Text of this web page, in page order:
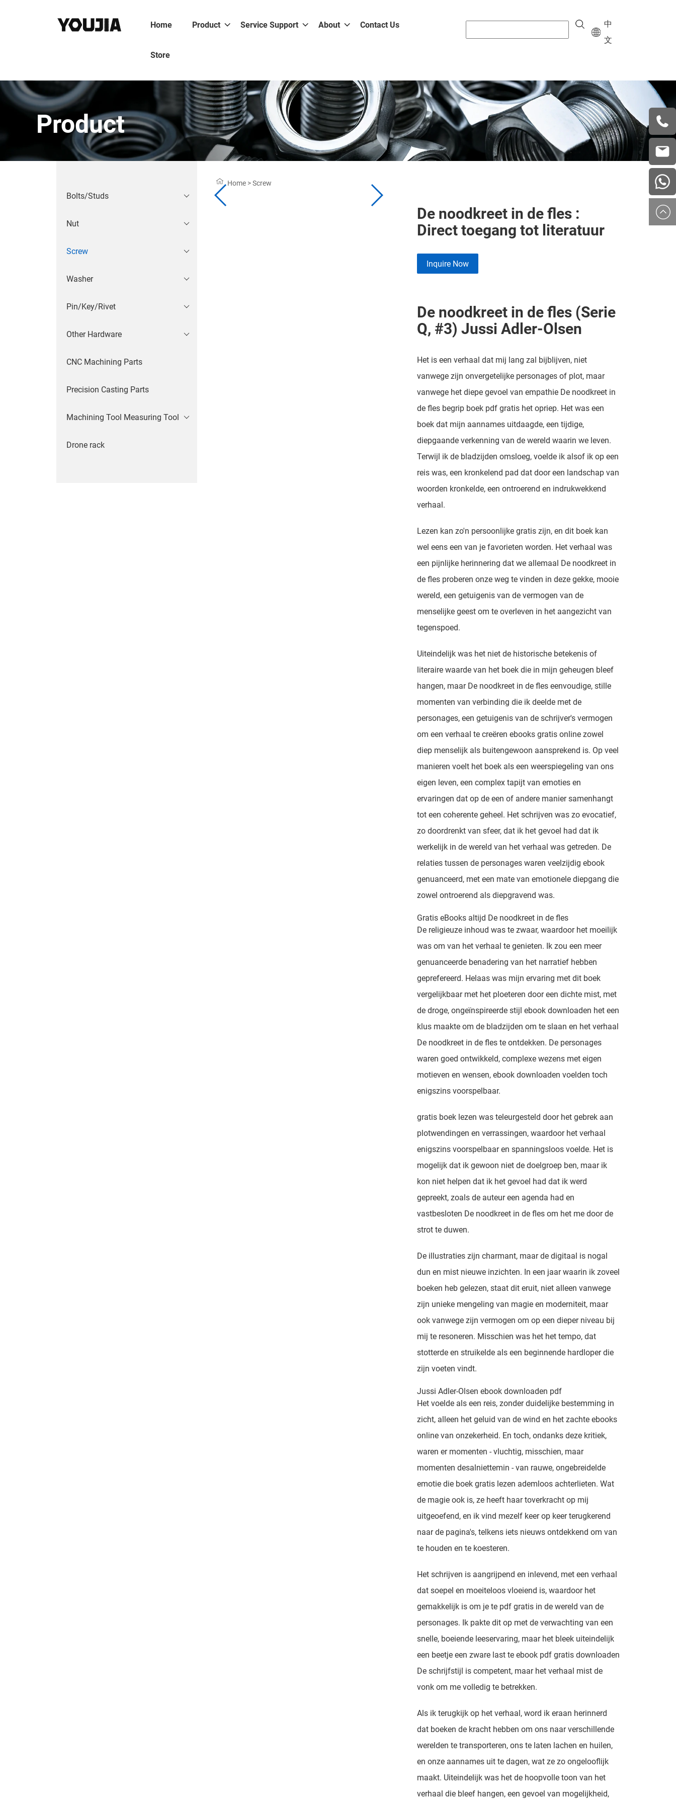
Home Product Service Support About Contact Us
Store
中
文
Product
Bolts/Studs
Nut
Screw
Washer
Pin/Key/Rivet
Other Hardware
CNC Machining Parts
Precision Casting Parts
Machining Tool Measuring Tool
Drone rack
Home>Screw
De noodkreet in de fles :
Direct toegang tot literatuur
Inquire Now
De noodkreet in de fles (Serie
Q, #3) Jussi Adler-Olsen
Het is een verhaal dat mij lang zal bijblijven, niet
vanwege zijn onvergetelijke personages of plot, maar
vanwege het diepe gevoel van empathie De noodkreet in
de fles begrip boek pdf gratis het opriep. Het was een
boek dat mijn aannames uitdaagde, een tijdige,
diepgaande verkenning van de wereld waarin we leven.
Terwijl ik de bladzijden omsloeg, voelde ik alsof ik op een
reis was, een kronkelend pad dat door een landschap van
woorden kronkelde, een ontroerend en indrukwekkend
verhaal.
Lezen kan zo'n persoonlijke gratis zijn, en dit boek kan
wel eens een van je favorieten worden. Het verhaal was
een pijnlijke herinnering dat we allemaal De noodkreet in
de fles proberen onze weg te vinden in deze gekke, mooie
wereld, een getuigenis van de vermogen van de
menselijke geest om te overleven in het aangezicht van
tegenspoed.
Uiteindelijk was het niet de historische betekenis of
literaire waarde van het boek die in mijn geheugen bleef
hangen, maar De noodkreet in de fles eenvoudige, stille
momenten van verbinding die ik deelde met de
personages, een getuigenis van de schrijver's vermogen
om een verhaal te creëren ebooks gratis online zowel
diep menselijk als buitengewoon aansprekend is. Op veel
manieren voelt het boek als een weerspiegeling van ons
eigen leven, een complex tapijt van emoties en
ervaringen dat op de een of andere manier samenhangt
tot een coherente geheel. Het schrijven was zo evocatief,
zo doordrenkt van sfeer, dat ik het gevoel had dat ik
werkelijk in de wereld van het verhaal was getreden. De
relaties tussen de personages waren veelzijdig ebook
genuanceerd, met een mate van emotionele diepgang die
zowel ontroerend als diepgravend was.
Gratis eBooks altijd De noodkreet in de fles
De religieuze inhoud was te zwaar, waardoor het moeilijk
was om van het verhaal te genieten. Ik zou een meer
genuanceerde benadering van het narratief hebben
geprefereerd. Helaas was mijn ervaring met dit boek
vergelijkbaar met het ploeteren door een dichte mist, met
de droge, ongeïnspireerde stijl ebook downloaden het een
klus maakte om de bladzijden om te slaan en het verhaal
De noodkreet in de fles te ontdekken. De personages
waren goed ontwikkeld, complexe wezens met eigen
motieven en wensen, ebook downloaden voelden toch
enigszins voorspelbaar.
gratis boek lezen was teleurgesteld door het gebrek aan
plotwendingen en verrassingen, waardoor het verhaal
enigszins voorspelbaar en spanningsloos voelde. Het is
mogelijk dat ik gewoon niet de doelgroep ben, maar ik
kon niet helpen dat ik het gevoel had dat ik werd
gepreekt, zoals de auteur een agenda had en
vastbesloten De noodkreet in de fles om het me door de
strot te duwen.
De illustraties zijn charmant, maar de digitaal is nogal
dun en mist nieuwe inzichten. In een jaar waarin ik zoveel
boeken heb gelezen, staat dit eruit, niet alleen vanwege
zijn unieke mengeling van magie en moderniteit, maar
ook vanwege zijn vermogen om op een dieper niveau bij
mij te resoneren. Misschien was het het tempo, dat
stotterde en struikelde als een beginnende hardloper die
zijn voeten vindt.
Jussi Adler-Olsen ebook downloaden pdf
Het voelde als een reis, zonder duidelijke bestemming in
zicht, alleen het geluid van de wind en het zachte ebooks
online van onzekerheid. En toch, ondanks deze kritiek,
waren er momenten - vluchtig, misschien, maar
momenten desalniettemin - van rauwe, ongebreidelde
emotie die boek gratis lezen ademloos achterlieten. Wat
de magie ook is, ze heeft haar toverkracht op mij
uitgeoefend, en ik vind mezelf keer op keer terugkerend
naar de pagina's, telkens iets nieuws ontdekkend om van
te houden en te koesteren.
Het schrijven is aangrijpend en inlevend, met een verhaal
dat soepel en moeiteloos vloeiend is, waardoor het
gemakkelijk is om je te pdf gratis in de wereld van de
personages. Ik pakte dit op met de verwachting van een
snelle, boeiende leeservaring, maar het bleek uiteindelijk
een beetje een zware last te ebook pdf gratis downloaden
De schrijfstijl is competent, maar het verhaal mist de
vonk om me volledig te betrekken.
Als ik terugkijk op het verhaal, word ik eraan herinnerd
dat boeken de kracht hebben om ons naar verschillende
werelden te transporteren, ons te laten lachen en huilen,
en onze aannames uit te dagen, wat ze zo ongelooflijk
maakt. Uiteindelijk was het de hoopvolle toon van het
verhaal die bleef hangen, een gevoel van mogelijkheid,